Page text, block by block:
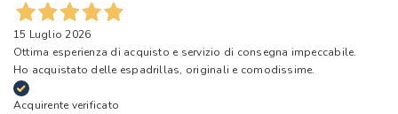
15 Luglio 2026
Ottima esperienza di acquisto e servizio di consegna impeccabile.
Ho acquistato delle espadrillas, originali e comodissime.
Acquirente verificato